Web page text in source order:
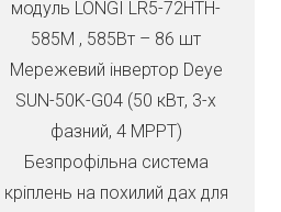
модуль LONGI LR5-72HTH-
585M , 585Вт – 86 шт
Мережевий інвертор Deye
SUN-50K-G04 (50 кВт, 3-х
фазний, 4 МРРТ)
Безпрофільна система
кріплень на похилий дах для